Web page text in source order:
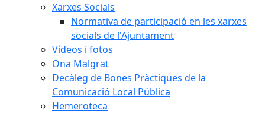
Xarxes Socials
Normativa de participació en les xarxes
socials de l'Ajuntament
Vídeos i fotos
Ona Malgrat
Decàleg de Bones Pràctiques de la
Comunicació Local Pública
Hemeroteca